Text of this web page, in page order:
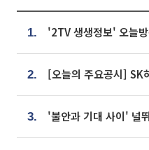
1.
2.
3.